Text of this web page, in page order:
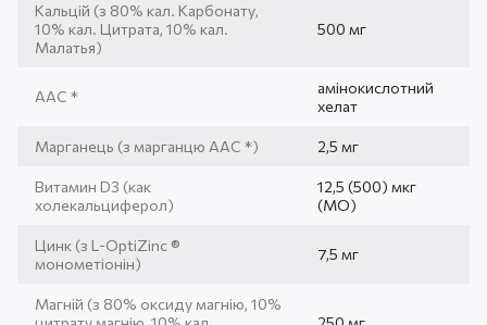
Кальцій (з 80% кал. Карбонату,
10% кал. Цитрата, 10% кал.
Малатья)
500 мг
AAC *
амінокислотний
хелат
Марганець (з марганцю AAC *) 2,5 мг
Витамин D3 (как
холекальциферол)
12,5 (500) мкг
(МО)
Цинк (з L-OptiZinc ®
монометіонін)
7,5 мг
Магній (з 80% оксиду магнію, 10%